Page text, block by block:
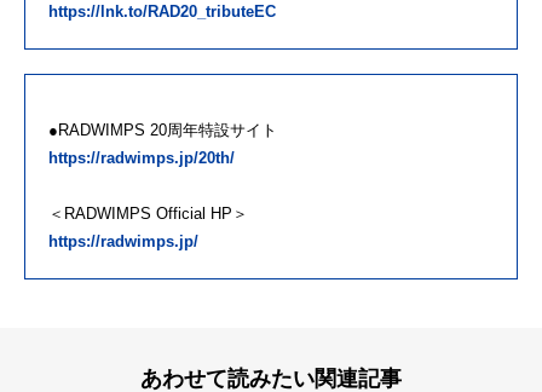
https://lnk.to/RAD20_tributeEC
●RADWIMPS 20周年特設サイト
https://radwimps.jp/20th/
＜RADWIMPS Official HP＞
https://radwimps.jp/
あわせて読みたい関連記事